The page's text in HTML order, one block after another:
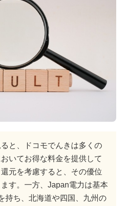
と、ドコモでんきは多くの
いてお得な料金を提供して
元を考慮すると、その優位
す。一方、Japan電力は基本
持ち、北海道や四国、九州の